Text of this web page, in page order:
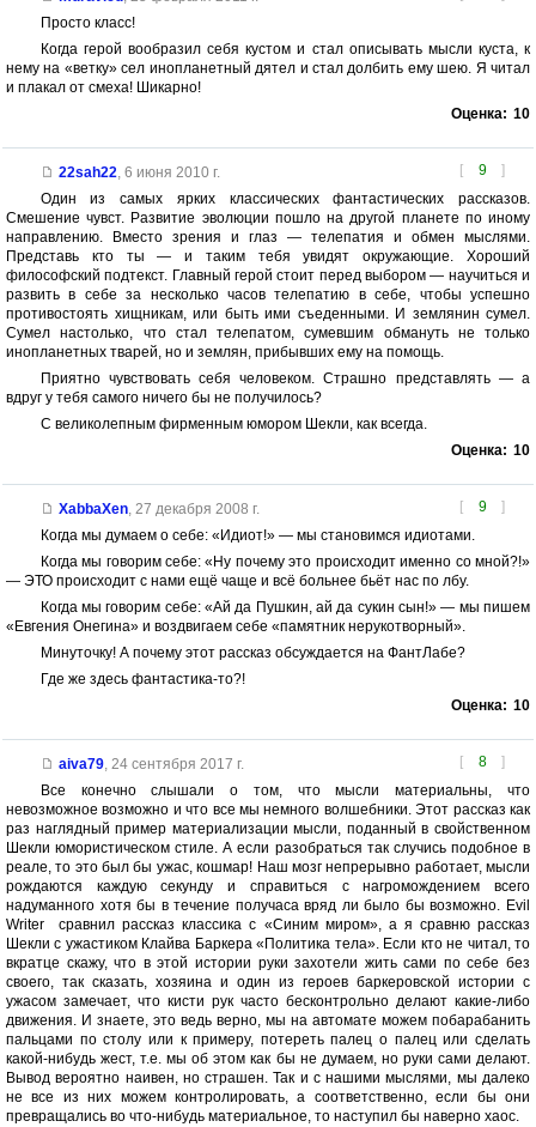
Просто класс!
Когда герой вообразил себя кустом и стал описывать мысли куста, к
нему на «ветку» сел инопланетный дятел и стал долбить ему шею. Я читал
и плакал от смеха! Шикарно!
Оценка: 10
[ 9 ]
22sah22, 6 июня 2010 г.
Один из самых ярких классических фантастических рассказов.
Смешение чувст. Развитие эволюции пошло на другой планете по иному
направлению. Вместо зрения и глаз — телепатия и обмен мыслями.
Представь кто ты — и таким тебя увидят окружающие. Хороший
философский подтекст. Главный герой стоит перед выбором — научиться и
развить в себе за несколько часов телепатию в себе, чтобы успешно
противостоять хищникам, или быть ими съеденными. И землянин сумел.
Сумел настолько, что стал телепатом, сумевшим обмануть не только
инопланетных тварей, но и землян, прибывших ему на помощь.
Приятно чувствовать себя человеком. Страшно представлять — а
вдруг у тебя самого ничего бы не получилось?
С великолепным фирменным юмором Шекли, как всегда.
Оценка: 10
[ 9 ]
XabbaXen, 27 декабря 2008 г.
Когда мы думаем о себе: «Идиот!» — мы становимся идиотами.
Когда мы говорим себе: «Ну почему это происходит именно со мной?!»
— ЭТО происходит с нами ещё чаще и всё больнее бьёт нас по лбу.
Когда мы говорим себе: «Ай да Пушкин, ай да сукин сын!» — мы пишем
«Евгения Онегина» и воздвигаем себе «памятник нерукотворный».
Минуточку! А почему этот рассказ обсуждается на ФантЛабе?
Где же здесь фантастика-то?!
Оценка: 10
[ 8 ]
aiva79, 24 сентября 2017 г.
Все конечно слышали о том, что мысли материальны, что
невозможное возможно и что все мы немного волшебники. Этот рассказ как
раз наглядный пример материализации мысли, поданный в свойственном
Шекли юмористическом стиле. А если разобраться так случись подобное в
реале, то это был бы ужас, кошмар! Наш мозг непрерывно работает, мысли
рождаются каждую секунду и справиться с нагромождением всего
надуманного хотя бы в течение получаса вряд ли было бы возможно. Evil
Writer сравнил рассказ классика с «Синим миром», а я сравню рассказ
Шекли с ужастиком Клайва Баркера «Политика тела». Если кто не читал, то
вкратце скажу, что в этой истории руки захотели жить сами по себе без
своего, так сказать, хозяина и один из героев баркеровской истории с
ужасом замечает, что кисти рук часто бесконтрольно делают какие-либо
движения. И знаете, это ведь верно, мы на автомате можем побарабанить
пальцами по столу или к примеру, потереть палец о палец или сделать
какой-нибудь жест, т.е. мы об этом как бы не думаем, но руки сами делают.
Вывод вероятно наивен, но страшен. Так и с нашими мыслями, мы далеко
не все из них можем контролировать, а соответственно, если бы они
превращались во что-нибудь материальное, то наступил бы наверно хаос.